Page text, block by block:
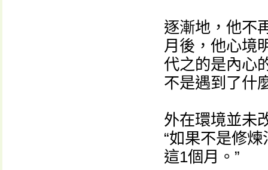
逐漸地，他不
月後，他心境
代之的是內心
不是遇到了什
外在環境並未
“如果不是修
這1個月。”